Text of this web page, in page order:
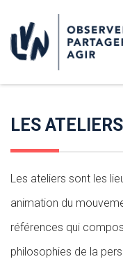
LES ATELIERS
Les ateliers sont les
animation du
références qui
philosophies de la